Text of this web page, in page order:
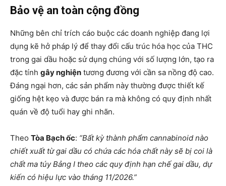
Bảo vệ an toàn cộng đồng
Những bên chỉ trích cáo buộc các doanh nghiệp đang lợi
dụng kẽ hở pháp lý để thay đổi cấu trúc hóa học của THC
trong gai dầu hoặc sử dụng chúng với số lượng lớn, tạo ra
đặc tính gây nghiện tương đương với cần sa nồng độ cao.
Đáng ngại hơn, các sản phẩm này thường được thiết kế
giống hệt kẹo và được bán ra mà không có quy định nhất
quán về độ tuổi hay ghi nhãn.
Theo Tòa Bạch ốc: “Bất kỳ thành phẩm cannabinoid nào
chiết xuất từ gai dầu có chứa các hóa chất này sẽ bị coi là
chất ma túy Bảng I theo các quy định hạn chế gai dầu, dự
kiến có hiệu lực vào tháng 11/2026.”